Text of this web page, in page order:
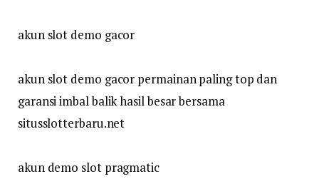
akun slot demo gacor
akun slot demo gacor permainan paling top dan
garansi imbal balik hasil besar bersama
situsslotterbaru.net
akun demo slot pragmatic